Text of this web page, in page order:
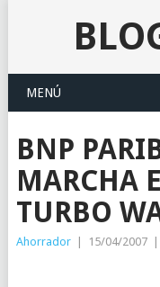
MENÚ
BNP
MARCHA
TURBO
Ahorrador 15/04/2007